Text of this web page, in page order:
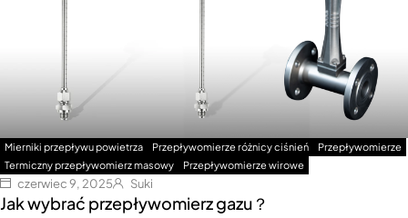
Mierniki przepływu powietrza Przepływomierze różnicy ciśnień
Przepływomierze
Termiczny przepływomierz masowy
Przepływomierze wirowe
czerwiec 9, 2025 Suki
Jak wybrać przepływomierz gazu？